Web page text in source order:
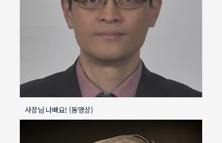
사장님 나빠요! (동영상)